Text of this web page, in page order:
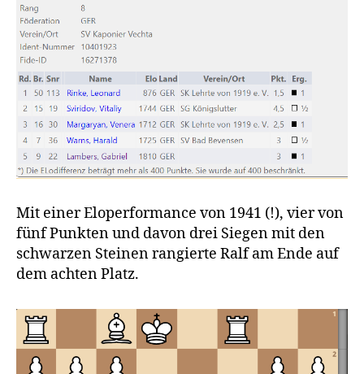
Mit einer Eloperformance von 1941 (!), vier von
fünf Punkten und davon drei Siegen mit den
schwarzen Steinen rangierte Ralf am Ende auf
dem achten Platz.